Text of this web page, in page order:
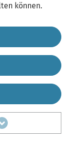
können.